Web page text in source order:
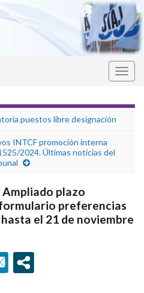
puestos libre designación
INTCF promoción interna
2024. Últimas noticias del
plazo
preferencias
el 21 de noviembre